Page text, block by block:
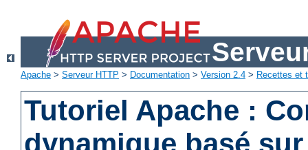
Apache > Serveur HTTP > Documentation > Version 2.4 > Recettes et
Tutoriel Apache :
dynamique basé sur